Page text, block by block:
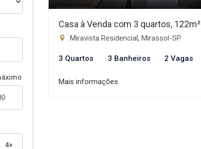
4+
Casa à Venda com 3 quartos, 122m²
Miravista Residencial, Mirassol-SP
3 Quartos 3 Banheiros 2 Vagas
Mais informações